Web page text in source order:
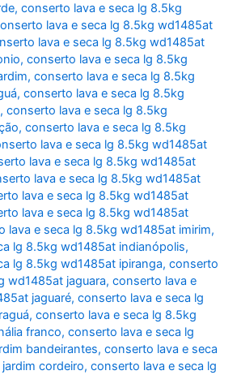
,conserto lava e seca lg 8.5kg
lava e seca lg 8.5kg wd1485at
lava e seca lg 8.5kg wd1485at
,conserto lava e seca lg 8.5kg
,conserto lava e seca lg 8.5kg
,conserto lava e seca lg 8.5kg
,conserto lava e seca lg 8.5kg
,conserto lava e seca lg 8.5kg
lava e seca lg 8.5kg wd1485at
lava e seca lg 8.5kg wd1485at
lava e seca lg 8.5kg wd1485at
lava e seca lg 8.5kg wd1485at
lava e seca lg 8.5kg wd1485at
lava e seca lg 8.5kg wd1485at imirim,
lg 8.5kg wd1485at indianópolis,
lg 8.5kg wd1485at ipiranga,conserto
wd1485at jaguara,conserto lava e
jaguaré,conserto lava e seca lg
,conserto lava e seca lg 8.5kg
franco,conserto lava e seca lg
bandeirantes,conserto lava e seca
cordeiro,conserto lava e seca lg